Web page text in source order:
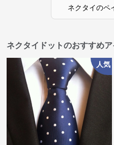
ネクタイのペ
ネクタイドットのおすすめア
人気